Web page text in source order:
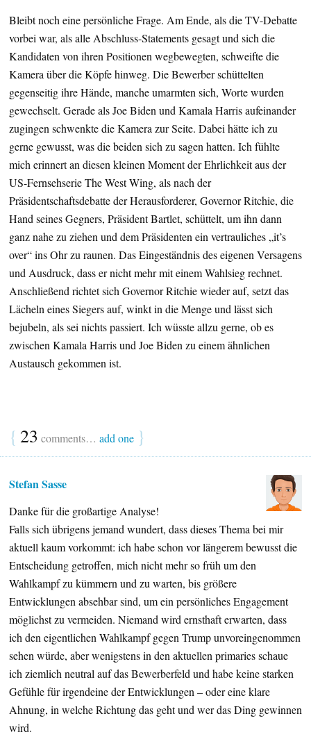
Bleibt noch eine persönliche Frage. Am Ende, als die TV-Debatte
vorbei war, als alle Abschluss-Statements gesagt und sich die
Kandidaten von ihren Positionen wegbewegten, schweifte die
Kamera über die Köpfe hinweg. Die Bewerber schüttelten
gegenseitig ihre Hände, manche umarmten sich, Worte wurden
gewechselt. Gerade als Joe Biden und Kamala Harris aufeinander
zugingen schwenkte die Kamera zur Seite. Dabei hätte ich zu
gerne gewusst, was die beiden sich zu sagen hatten. Ich fühlte
mich erinnert an diesen kleinen Moment der Ehrlichkeit aus der
US-Fernsehserie The West Wing, als nach der
Präsidentschaftsdebatte der Herausforderer, Governor Ritchie, die
Hand seines Gegners, Präsident Bartlet, schüttelt, um ihn dann
ganz nahe zu ziehen und dem Präsidenten ein vertrauliches „it’s
over“ ins Ohr zu raunen. Das Eingeständnis des eigenen Versagens
und Ausdruck, dass er nicht mehr mit einem Wahlsieg rechnet.
Anschließend richtet sich Governor Ritchie wieder auf, setzt das
Lächeln eines Siegers auf, winkt in die Menge und lässt sich
bejubeln, als sei nichts passiert. Ich wüsste allzu gerne, ob es
zwischen Kamala Harris und Joe Biden zu einem ähnlichen
Austausch gekommen ist.
{ 23 comments… add one }
Stefan Sasse
Danke für die großartige Analyse!
Falls sich übrigens jemand wundert, dass dieses Thema bei mir
aktuell kaum vorkommt: ich habe schon vor längerem bewusst die
Entscheidung getroffen, mich nicht mehr so früh um den
Wahlkampf zu kümmern und zu warten, bis größere
Entwicklungen absehbar sind, um ein persönliches Engagement
möglichst zu vermeiden. Niemand wird ernsthaft erwarten, dass
ich den eigentlichen Wahlkampf gegen Trump unvoreingenommen
sehen würde, aber wenigstens in den aktuellen primaries schaue
ich ziemlich neutral auf das Bewerberfeld und habe keine starken
Gefühle für irgendeine der Entwicklungen – oder eine klare
Ahnung, in welche Richtung das geht und wer das Ding gewinnen
wird.